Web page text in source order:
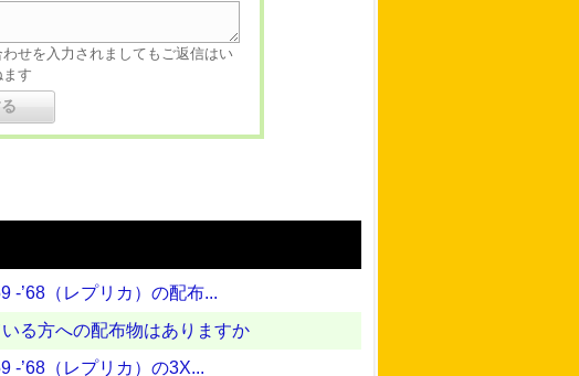
わせを入力されましてもご返信はい
ます
-’68（レプリカ）の配布...
る方への配布物はありますか
-’68（レプリカ）の3X...